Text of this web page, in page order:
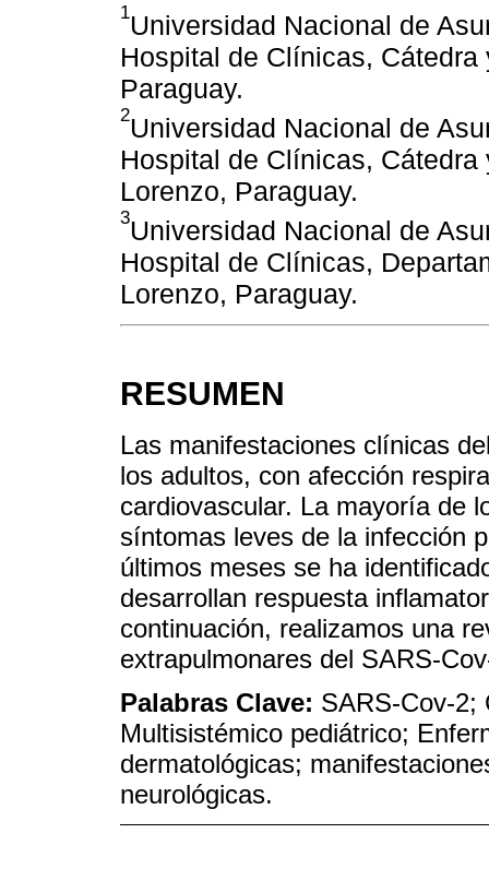
1Universidad Nacional de
Hospital de Clínicas,
Paraguay.
2Universidad Nacional de
Hospital de Clínicas,
Lorenzo, Paraguay.
3Universidad Nacional de
Hospital de Clínicas,
Lorenzo, Paraguay.
RESUMEN
Las manifestaciones clínicas
los adultos, con afección
cardiovascular. La mayoría de
síntomas leves de la infección
últimos meses se ha
desarrollan respuesta
continuación, realizamos una
extrapulmonares del SARS-
Palabras Clave: SARS-Cov-2;
Multisistémico pediátrico;
dermatológicas;
neurológicas.